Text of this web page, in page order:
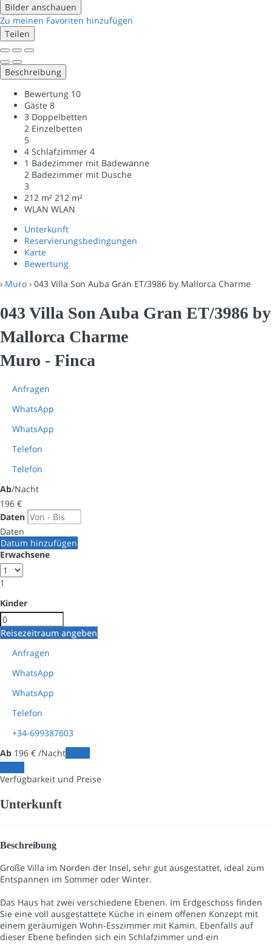
Bilder anschauen
Zu meinen Favoriten hinzufügen
Teilen
Beschreibung
Bewertung 10
Gäste 8
3 Doppelbetten
2 Einzelbetten
5
4 Schlafzimmer 4
1 Badezimmer mit Badewanne
2 Badezimmer mit Dusche
3
212 m² 212 m²
WLAN WLAN
Unterkunft
Reservierungsbedingungen
Karte
Bewertung
› Muro › 043 Villa Son Auba Gran ET/3986 by Mallorca Charme
043 Villa Son Auba Gran ET/3986 by
Mallorca Charme
Muro - Finca
Anfragen
WhatsApp
WhatsApp
Telefon
Telefon
Ab/Nacht
196 €
Daten
Daten
Datum hinzufügen
Erwachsene
1
Kinder
Reisezeitraum angeben
Anfragen
WhatsApp
WhatsApp
Telefon
+34-699387603
Ab 196 € /Nacht
Verfügbarkeit und Preise
Unterkunft
Beschreibung
Große Villa im Norden der Insel, sehr gut ausgestattet, ideal zum
Entspannen im Sommer oder Winter.
Das Haus hat zwei verschiedene Ebenen. Im Erdgeschoss finden
Sie eine voll ausgestattete Küche in einem offenen Konzept mit
einem geräumigen Wohn-Esszimmer mit Kamin. Ebenfalls auf
dieser Ebene befinden sich ein Schlafzimmer und ein